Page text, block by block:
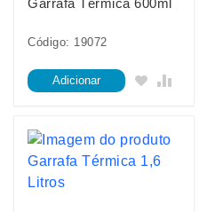
Garrafa Térmica 600ml
Código: 19072
Adicionar